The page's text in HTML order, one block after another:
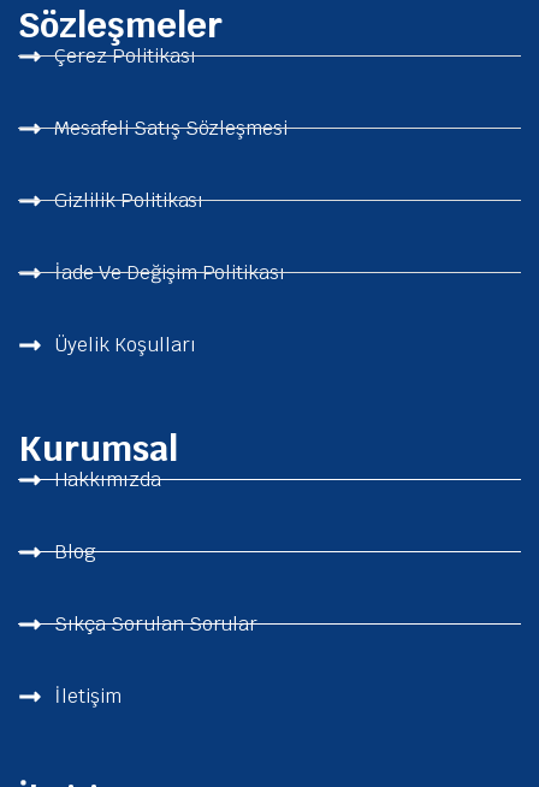
Sözleşmeler
Çerez Politikası
Mesafeli Satış Sözleşmesi
Gizlilik Politikası
İade Ve Değişim Politikası
Üyelik Koşulları
Kurumsal
Hakkımızda
Blog
Sıkça Sorulan Sorular
İletişim